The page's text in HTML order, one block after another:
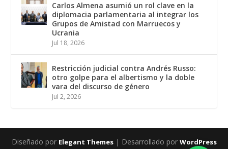
Carlos Almena asumió un rol clave en la
diplomacia parlamentaria al integrar los
Grupos de Amistad con Marruecos y
Ucrania
Jul 18, 2026
Restricción judicial contra Andrés Russo:
otro golpe para el albertismo y la doble
vara del discurso de género
Jul 2, 2026
Diseñado por Elegant Themes| Desarrollado por WordPress